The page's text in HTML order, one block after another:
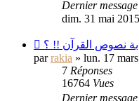
Dernier message
dim. 31 mai
نصوص القرآن !! ؟
parrakia » lun. 17
7 Réponses
16764 Vues
Dernier message